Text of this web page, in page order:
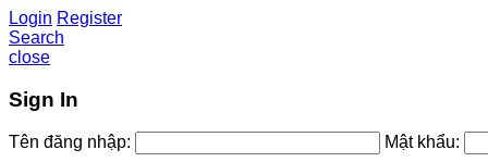
Login Register
Search
close
Sign In
Tên đăng nhập: Mật khẩu: